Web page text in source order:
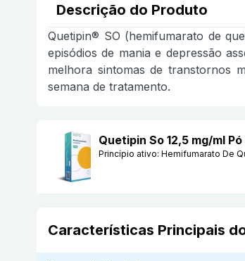
Descrição do Produto
Quetipin® SO (hemifumarato de
episódios de mania e depressão
melhora sintomas de transtornos
semana de tratamento.
Quetipin So 12,5 mg/ml
Princípio ativo: Hemifumarato De
Características Principais